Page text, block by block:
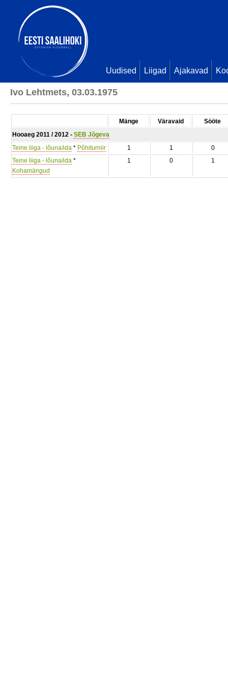
Uudised Liigad Ajakavad
Ivo Lehtmets, 03.03.1975
Mänge Väravaid
Sööte
Hooaeg 2011 / 2012 - SEB Jõgeva
Teine liiga - lõuna/ida * Põhiturniir 1 1
0
Teine liiga - lõuna/ida *
Kohamängud
1 0 1